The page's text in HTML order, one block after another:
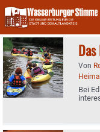
Skip
to
content
Von
Bei